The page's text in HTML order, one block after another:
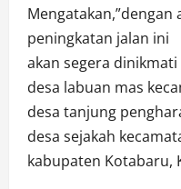
Mengatakan,”dengan
peningkatan jalan ini
akan segera
desa labuan mas
desa tanjung
desa sejakah
kabupaten Kotabaru,